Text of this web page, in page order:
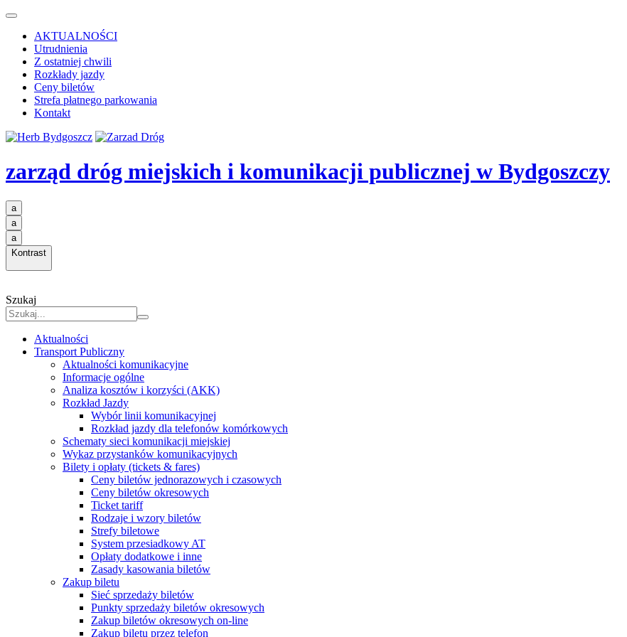
AKTUALNOŚCI
Utrudnienia
Z ostatniej chwili
Rozkłady jazdy
Ceny biletów
Strefa płatnego parkowania
Kontakt
zarząd dróg miejskich i komunikacji publicznej w Bydgoszczy
a
a
a
Kontrast
Szukaj
Aktualności
Transport Publiczny
Aktualności komunikacyjne
Informacje ogólne
Analiza kosztów i korzyści (AKK)
Rozkład Jazdy
Wybór linii komunikacyjnej
Rozkład jazdy dla telefonów komórkowych
Schematy sieci komunikacji miejskiej
Wykaz przystanków komunikacyjnych
Bilety i opłaty (tickets & fares)
Ceny biletów jednorazowych i czasowych
Ceny biletów okresowych
Ticket tariff
Rodzaje i wzory biletów
Strefy biletowe
System przesiadkowy AT
Opłaty dodatkowe i inne
Zasady kasowania biletów
Zakup biletu
Sieć sprzedaży biletów
Punkty sprzedaży biletów okresowych
Zakup biletów okresowych on-line
Zakup biletu przez telefon